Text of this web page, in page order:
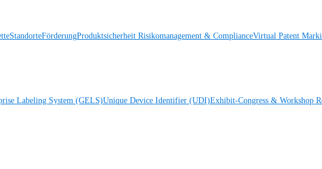
StandorteFörderungProduktsicherheit Risikomanagement & ComplianceVirtual Patent
Labeling System (GELS)Unique Device Identifier (UDI)Exhibit-Congress & Workshop